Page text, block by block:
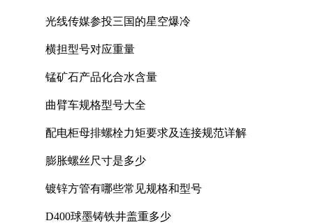
光线传媒参投三国的星空爆冷
横担型号对应重量
锰矿石产品化合水含量
曲臂车规格型号大全
配电柜母排螺栓力矩要求及连接规范详解
膨胀螺丝尺寸是多少
镀锌方管有哪些常见规格和型号
D400球墨铸铁井盖重多少